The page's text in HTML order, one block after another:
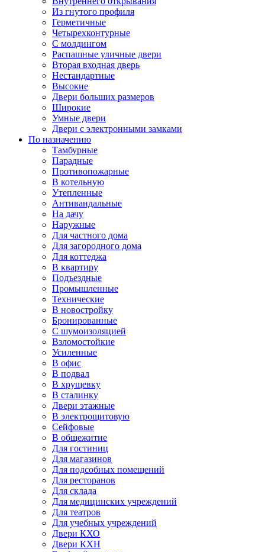
Из гнутого профиля
Герметичные
Четырехконтурные
С молдингом
Распашные уличные двери
Вторая входная дверь
Нестандартные
Высокие
Двери больших размеров
Широкие
Умные двери
Двери с электронными замками
По назначению
Тамбурные
Парадные
Противопожарные
В котельную
Утепленные
Антивандальные
На дачу
Наружные
Для частного дома
Для загородного дома
Для коттеджа
В квартиру
Подъездные
Промышленные
Технические
В новостройку
Бронированные
С шумоизоляцией
Взломостойкие
Усиленные
В офис
В подвал
В хрущевку
В сталинку
Двери этажные
В электрощитовую
Сейфовые
В общежитие
Для гостиниц
Для магазинов
Для подсобных помещений
Для ресторанов
Для склада
Для медицинских учреждений
Для театров
Для учебных учреждений
Двери КХО
Двери КХН